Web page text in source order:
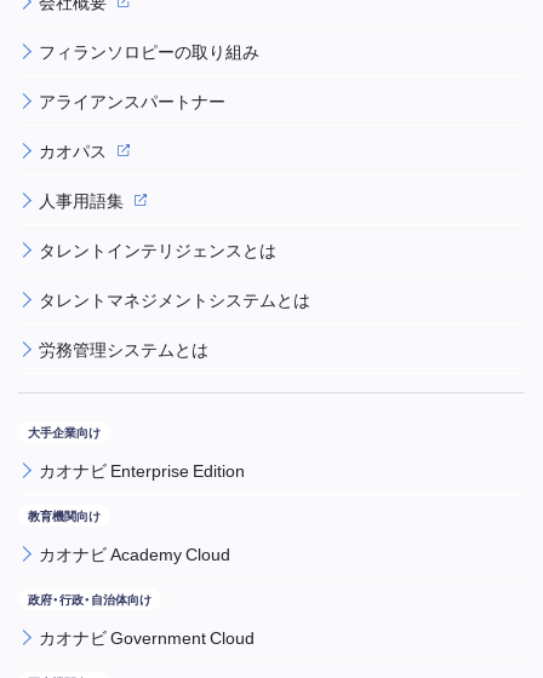
フィランソロピーの取り組み
アライアンスパートナー
カオパス
人事用語集
タレントインテリジェンスとは
タレントマネジメントシステムとは
労務管理システムとは
カオナビ Enterprise Edition
カオナビ Academy Cloud
カオナビ Government Cloud